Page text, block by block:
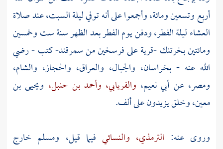
أربع وتسعين ومائة، وأجمعوا على أنه توفي ليلة السبت، عند صلاة
العشاء ليلة الفطر، ودفن يوم الفطر بعد الظهر سنة ست وخمسين
ومائتين بخرتنك -قرية على فرسخين منسمرقند-كتب - رضي
الله عنه - بخراسان، والجبال، والعراق، والحجاز، والشام،
ومصر،عن أبي نعيم، والفريابي، وأحمد بن حنبل، ويحيى بن
معين،وخلق يزيدون على ألف.
وروى عنه: الترمذي، والنسائي فيما قيل، ومسلم خارج